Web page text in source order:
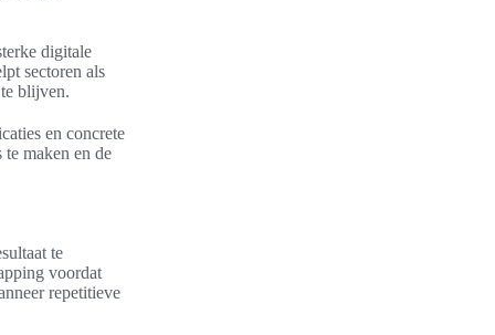
digitale
sectoren als
blijven.
en concrete
maken en de
te
voordat
repetitieve